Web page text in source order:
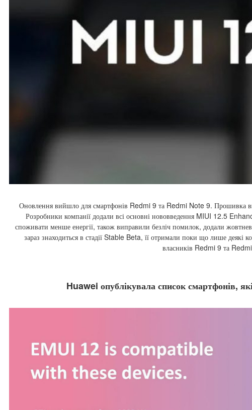
Оновлення вийшло для смартфонів Redmi 9 та Redmi Note 9.
Розробники компанії додали всі основні нововведення MIUI 12.5
споживати менше енергії, також виправили безліч помилок, додали
зараз знаходиться в стадії Stable Beta, її отримали поки що лише деякі
власників Redmi 9 та
Huawei опублікувала список смартфонів,